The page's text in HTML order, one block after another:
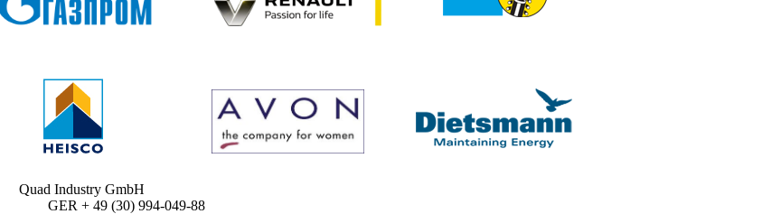
Quad Industry GmbH
GER + 49 (30) 994-049-88